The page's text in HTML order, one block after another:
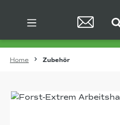
Home Zubehör
Bildergalerie überspringen